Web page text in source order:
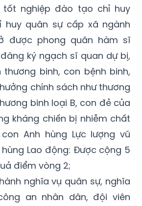
tốt nghiệp đào tạo chỉ huy
huy quân sự cấp xã ngành
được phong quân hàm sĩ
ký ngạch sĩ quan dự bị,
binh, con bệnh binh,
chính sách như thương
binh loại B, con đẻ của
kháng chiến bị nhiễm chất
Anh hùng Lực lượng vũ
Lao động: Được cộng 5
điểm vòng 2;
nghĩa vụ quân sự, nghĩa
an nhân dân, đội viên